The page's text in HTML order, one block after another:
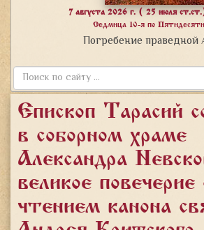
7 августа 2026 г. ( 25 июля
Седмица 10-я по
Погребение праведной
Епископ Тарасий
в соборном храме
Александра
великое повечерие
чтением канона